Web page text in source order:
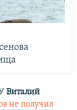
Виталий
не получил